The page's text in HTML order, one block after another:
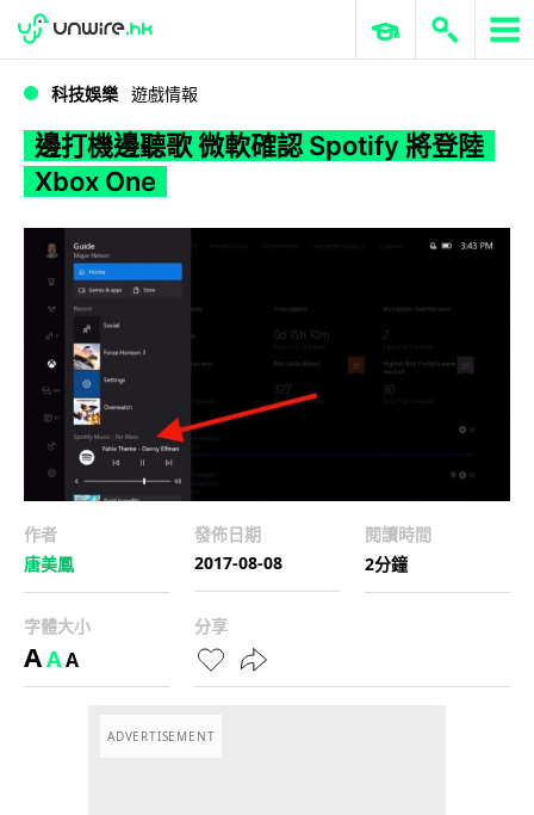
WWDC 2026 ERP 與商業 AI
科技娛樂 遊戲情報
邊打機邊聽歌 微軟確認 Spotify 將登陸
Xbox One
作者
唐美鳳
發佈日期
2017-08-08
閱讀時間
2分鐘
字體大小
AAA
分享
ADVERTISEMENT